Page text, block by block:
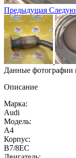
Предыдущая
Данные фотографии
Описание
Марка:
Audi
Модель:
A4
Корпус:
B7/8EC